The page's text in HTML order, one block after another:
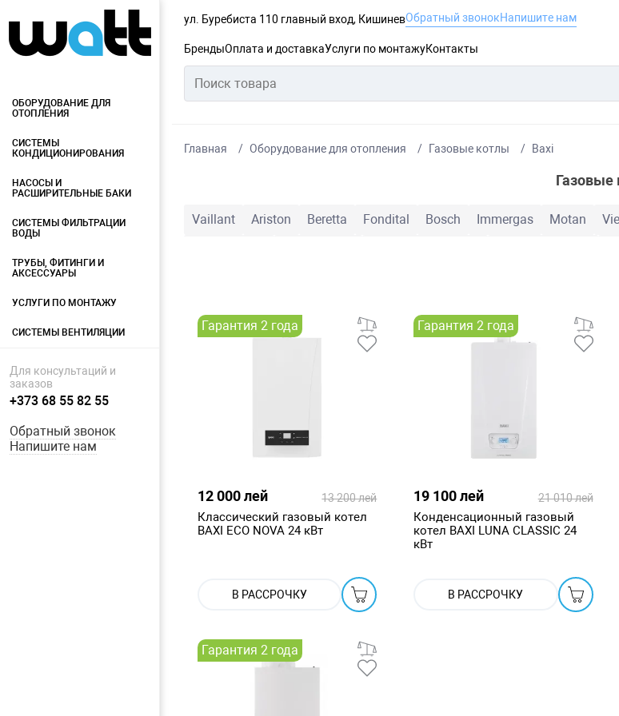
ул. Буребиста 110 главный вход, КишиневОбратный звонокНапишите нам
БрендыОплата и доставкаУслуги по монтажуКонтакты
ОБОРУДОВАНИЕ ДЛЯ
ОТОПЛЕНИЯ
СИСТЕМЫ
КОНДИЦИОНИРОВАНИЯ
НАСОСЫ И
РАСШИРИТЕЛЬНЫЕ БАКИ
СИСТЕМЫ ФИЛЬТРАЦИИ
ВОДЫ
ТРУБЫ, ФИТИНГИ И
АКСЕССУАРЫ
УСЛУГИ ПО МОНТАЖУ
СИСТЕМЫ ВЕНТИЛЯЦИИ
Для консультаций и
заказов
+373 68 55 82 55
Обратный звонок
Напишите нам
Главная Оборудование для отопления Газовые котлы Baxi
Газовые
Vaillant Ariston Beretta Fondital Bosch Immergas Motan
Гарантия 2 года
12 000 лей 13 200 лей
Классический газовый котел
BAXI ECO NOVA 24 кВт
В РАССРОЧКУ
Гарантия 2 года
19 100 лей 21 010 лей
Конденсационный газовый
котел BAXI LUNA CLASSIC 24
кВт
В РАССРОЧКУ
Гарантия 2 года